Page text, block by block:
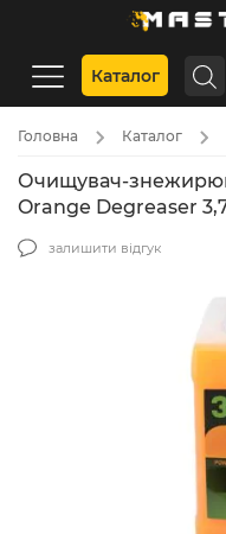
Каталог
Головна Каталог
Очищувач-
Orange Degreaser
залишити відгук